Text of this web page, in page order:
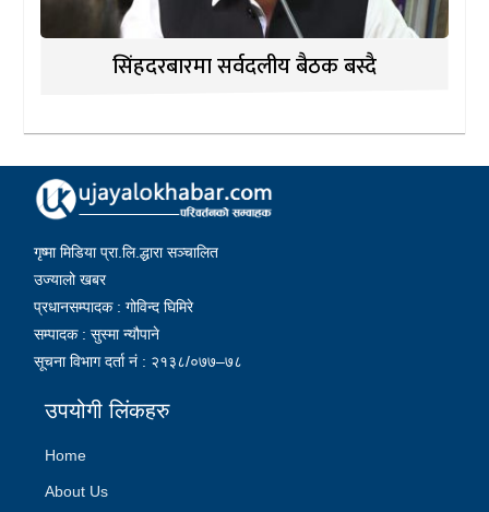
सिंहदरबारमा सर्वदलीय बैठक बस्दै
गृष्मा मिडिया प्रा.लि.द्धारा सञ्चालित
उज्यालो खबर
प्रधानसम्पादक : गोविन्द घिमिरे
सम्पादक : सुस्मा न्यौपाने
सूचना विभाग दर्ता नं : २१३८/०७७–७८
उपयोगी लिंकहरु
Home
About Us